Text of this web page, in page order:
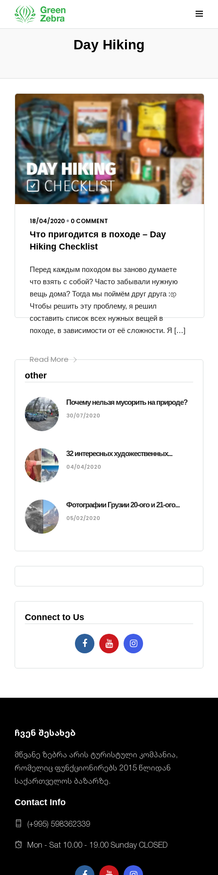
Day Hiking
18/04/2020 • 0 COMMENT
Что пригодится в походе – Day
Hiking Checklist
Перед каждым походом вы заново думаете
что взять с собой? Часто забывали нужную
вещь дома? Тогда мы поймём друг друга :დ
Чтобы решить эту проблему, я решил
составить список всех нужных вещей в
походе, в зависимости от её сложности. Я […]
Read More
other
Почему нельзя мусорить на природе?
30/07/2020
32 интересных художественных...
04/04/2020
Фотографии Грузии 20-ого и 21-ого...
05/02/2020
Connect to Us
ჩვენ შესახებ
მწვანე ზებრა არის ტურისტული კომპანია,
რომელიც ფუნქციონირებს 2015 წლიდან
საქართველოს ბაზარზე.
Contact Info
(+995) 598362339
Mon - Sat 10.00 - 19.00 Sunday CLOSED